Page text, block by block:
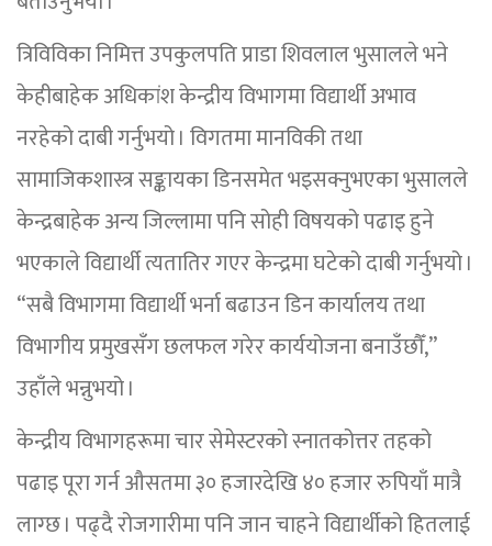
त्रिविविका निमित्त उपकुलपति प्राडा शिवलाल भुसालले भने
केहीबाहेक अधिकांश केन्द्रीय विभागमा विद्यार्थी अभाव
नरहेको दाबी गर्नुभयो । विगतमा मानविकी तथा
सामाजिकशास्त्र सङ्कायका डिनसमेत भइसक्नुभएका भुसालले
केन्द्रबाहेक अन्य जिल्लामा पनि सोही विषयको पढाइ हुने
भएकाले विद्यार्थी त्यतातिर गएर केन्द्रमा घटेको दाबी गर्नुभयो ।
“सबै विभागमा विद्यार्थी भर्ना बढाउन डिन कार्यालय तथा
विभागीय प्रमुखसँग छलफल गरेर कार्ययोजना बनाउँछौँ,”
उहाँले भन्नुभयो ।
केन्द्रीय विभागहरूमा चार सेमेस्टरको स्नातकोत्तर तहको
पढाइ पूरा गर्न औसतमा ३० हजारदेखि ४० हजार रुपियाँ मात्रै
लाग्छ । पढ्दै रोजगारीमा पनि जान चाहने विद्यार्थीको हितलाई